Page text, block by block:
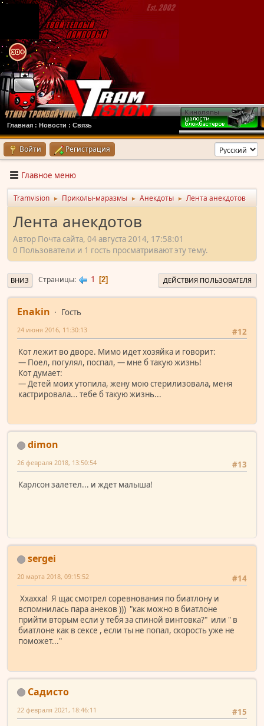
Главная : Новости : Связь
Войти Регистрация
Главное меню
Tramvision ► Приколы-маразмы ► Анекдоты ► Лента анекдотов
Лента анекдотов
Автор Почта сайта, 04 августа 2014, 17:58:01
0 Пользователи и 1 гость просматривают эту тему.
ВНИЗ Страницы 1 2 ДЕЙСТВИЯ ПОЛЬЗОВАТЕЛЯ
Enakin
Гость
#12
24 июня 2016, 11:30:13
Кот лежит во дворе. Мимо идет хозяйка и говорит:
— Поел, погулял, поспал, — мне б такую жизнь!
Кот думает:
— Детей моих утопила, жену мою стерилизовала, меня
кастрировала... тебе б такую жизнь...
dimon
#13
26 февраля 2018, 13:50:54
Карлсон залетел... и ждет малыша!
sergei
#14
20 марта 2018, 09:15:52
Ххахха! Я щас смотрел соревнования по биатлону и
вспомнилась пара анеков ))) "как можно в биатлоне
прийти вторым если у тебя за спиной винтовка?" или " в
биатлоне как в сексе , если ты не попал, скорость уже не
поможет..."
Садисто
#15
22 февраля 2021, 18:46:11